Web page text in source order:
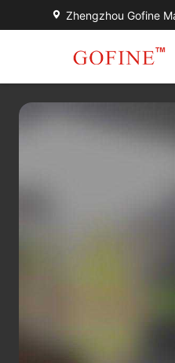
Zhengzhou Gofine